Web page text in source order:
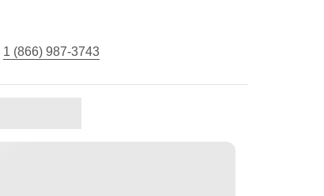
1 (866) 987-3743